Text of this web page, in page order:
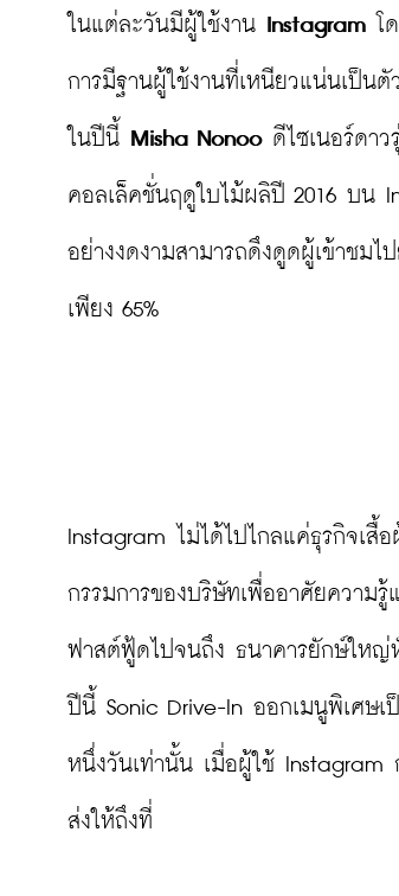
ในแต่ละวันมีผู้ใช้งาน Instagram โ
การมีฐานผู้ใช้งานที่เหนียวแน่นเป็น
ในปีนี้ Misha Nonoo ดีไซเนอร์ดาว
คอลเล็คชั่นฤดูใบไม้ผลิปี 2016 บน
อย่างงดงามสามารถดึงดูดผู้เข้าชมไ
เพียง 65%
Instagram ไม่ได้ไปไกลแค่ธุรกิจเ
กรรมการของบริษัทเพื่ออาศัยความ
ฟาสต์ฟู้ดไปจนถึง ธนาคารยักษ์ใหญ่
ปีนี้ Sonic Drive-In ออกเมนูพิเศษเ
หนึ่งวันเท่านั้น เมื่อผู้ใช้ Instagram
ส่งให้ถึงที่